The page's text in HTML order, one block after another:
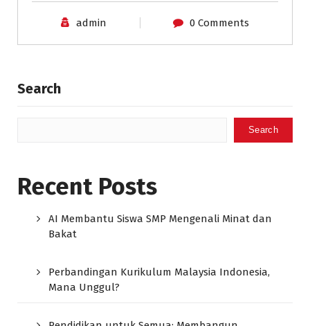
admin 0 Comments
Search
Search
Recent Posts
AI Membantu Siswa SMP Mengenali Minat dan
Bakat
Perbandingan Kurikulum Malaysia Indonesia,
Mana Unggul?